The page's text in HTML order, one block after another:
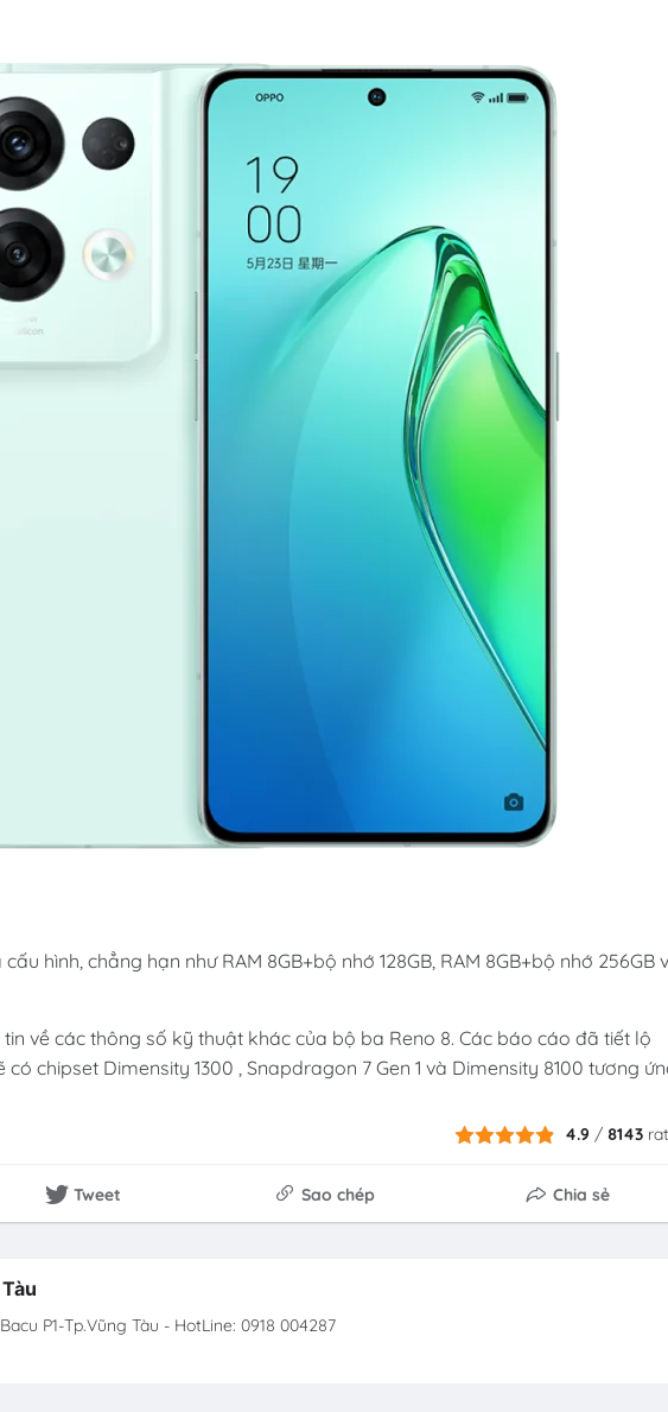
hình, chẳng hạn như RAM 8GB+bộ nhớ 128GB, RAM 8GB+bộ nhớ 256GB
về các thông số kỹ thuật khác của bộ ba Reno 8. Các báo cáo đã tiết lộ
chipset Dimensity 1300 , Snapdragon 7 Gen 1 và Dimensity 8100 tương
4.9 / 8143
Tweet Sao chép Chia sẻ
P1-Tp.Vũng Tàu - HotLine: 0918 004287